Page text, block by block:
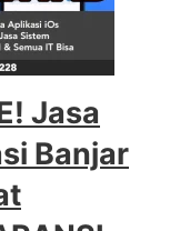
Jasa
Banjar